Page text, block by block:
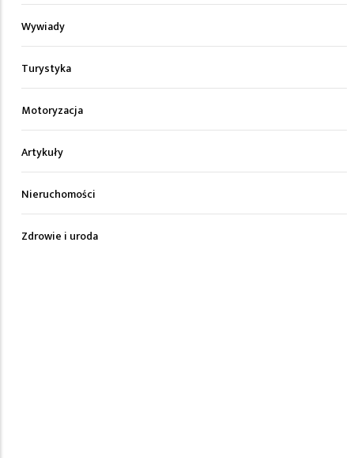
Wywiady
Turystyka
Motoryzacja
Artykuły
Nieruchomości
Zdrowie i uroda